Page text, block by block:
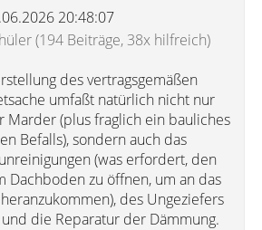
20:48:07
(194 Beiträge, 38x hilfreich)
des vertragsgemäßen
umfaßt natürlich nicht nur
Marder (plus fraglich ein bauliches
Befalls), sondern auch das
(was erfordert, den
Dachboden zu öffnen, um an das
des Ungeziefers
die Reparatur der Dämmung.